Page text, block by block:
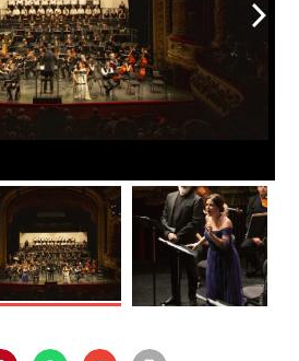
arrow_forward_ios